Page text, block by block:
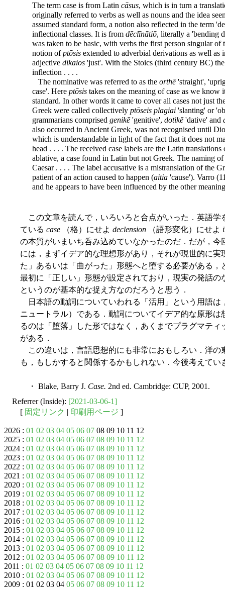
The term case is from Latin cāsus, which is in turn a
originally referred to verbs as well as nouns and the idea
assumed standard form, a notion also reflected in the term
inflectional classes. It is from dēclīnātiō, literally a 'bending
was taken to be basic, with verbs the first person singular
notion ofptōsis extended to adverbial derivations as well as
adjective dikaios 'just'. With the Stoics (third century BC)
inflection . . . .
The nominative was referred to as the orthē'straight',
case'. Here ptōsis takes on the meaning of case as we
standard. In other words it came to cover all cases not just
Greek were called collectively ptōseis plagiai 'slanting' or
grammarians comprised genikē'genitive', dotikē'dative' and
also occurred in Ancient Greek, was not recognised until
which is understandable in light of the fact that it does not
head . . . . The received case labels are the Latin
ablative, a case found in Latin but not Greek. The naming of
Caesar . . . . The label accusative is a mistranslation of the
patient of an action caused to happen (aitia 'cause'). Varro
and he appears to have been influenced by the other
この文章を読んで，いろいろと合点がいった．英語学
ている case （格）にせよ declension （語形変化）にせよ
の本質がいまいち呑み込めていなかったのだ．だが，
には，まずイデア的な理想形があり，それが現世的に
た」あるいは「曲がった」形態へと堕する必要がある
最初に「正しい」形態が設定されており，現実の発話
というのが基本的な捉え方なのだろうと思う．
日本語の動詞についていわれる「活用」という用語は
ニュートラル）である．動詞についてイデア的な原形
るのは「堕落」した形ではなく，あくまでプラグマテ
がある．
この違いは，言語思想的にも非常におもしろい．洋の
も，もしかすると関係するかもしれない．今後考えてい
・ Blake, Barry J. Case. 2nd ed. Cambridge: CUP, 2001.
Referrer (Inside): [2021-03-06-1]
[ 固定リンク | 印刷用ページ ]
2026 : 01 02 03 04 05 06 07 08 09 10 11 12
2025 : 01 02 03 04 05 06 07 08 09 10 11 12
2024 : 01 02 03 04 05 06 07 08 09 10 11 12
2023 : 01 02 03 04 05 06 07 08 09 10 11 12
2022 : 01 02 03 04 05 06 07 08 09 10 11 12
2021 : 01 02 03 04 05 06 07 08 09 10 11 12
2020 : 01 02 03 04 05 06 07 08 09 10 11 12
2019 : 01 02 03 04 05 06 07 08 09 10 11 12
2018 : 01 02 03 04 05 06 07 08 09 10 11 12
2017 : 01 02 03 04 05 06 07 08 09 10 11 12
2016 : 01 02 03 04 05 06 07 08 09 10 11 12
2015 : 01 02 03 04 05 06 07 08 09 10 11 12
2014 : 01 02 03 04 05 06 07 08 09 10 11 12
2013 : 01 02 03 04 05 06 07 08 09 10 11 12
2012 : 01 02 03 04 05 06 07 08 09 10 11 12
2011 : 01 02 03 04 05 06 07 08 09 10 11 12
2010 : 01 02 03 04 05 06 07 08 09 10 11 12
2009 : 01 02 03 04 05 06 07 08 09 10 11 12